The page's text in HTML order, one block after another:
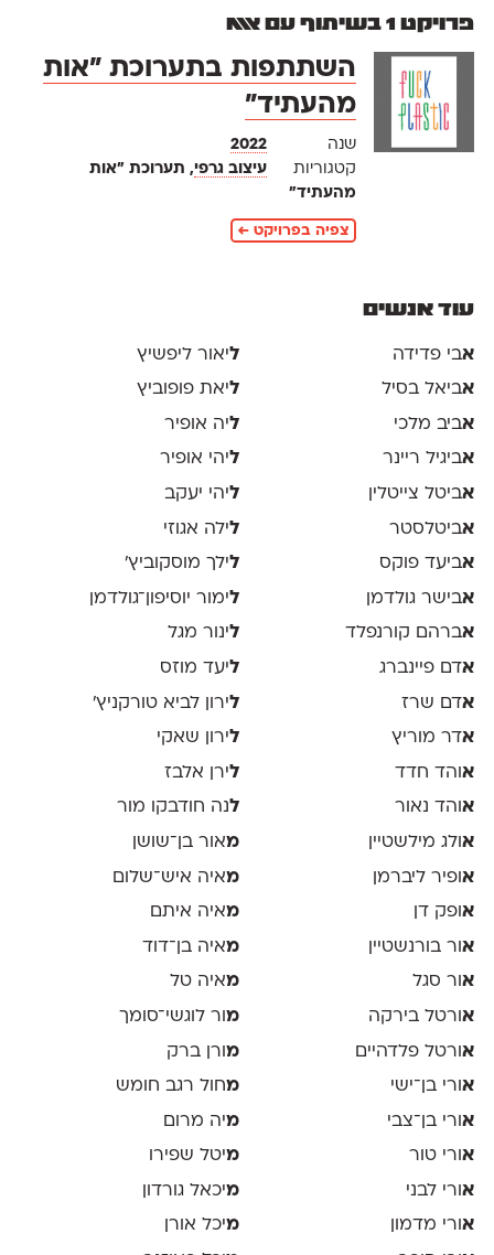
פרויקט 1 בשיתוף עם אאא
השתתפות בתערוכת ״אות
מהעתיד״
שנה
2022
קטגוריות
עיצוב גרפי, תערוכת ״אות
מהעתיד״
צפיה בפרויקט ←
עוד אנשים
אבי פדידה
אביאל בסיל
אביב מלכי
אביגיל ריינר
אביטל צייטלין
אביטלסטר
אביעד פוקס
אבישר גולדמן
אברהם קורנפלד
אדם פיינברג
אדם שרז
אדר מוריץ
אוהד חדד
אוהד נאור
אולג מילשטיין
אופיר ליברמן
אופק דן
אור בורנשטיין
אור סגל
אורטל בירקה
אורטל פלדהיים
אורי בן־ישי
אורי בן־צבי
אורי טור
אורי לבני
אורי מדמון
ליאור ליפשיץ
ליאת פופוביץ
ליה אופיר
ליהי אופיר
ליהי יעקב
לילה אגוזי
לילך מוסקוביץ'
לימור יוסיפון־גולדמן
לינור מגל
ליעד מוזס
לירון לביא טורקניץ׳
לירון שאקי
לירן אלבז
לנה חודבקו מור
מאור בן־שושן
מאיה איש־שלום
מאיה איתם
מאיה בן־דוד
מאיה טל
מ ור לוגשי־סומך
מורן ברק
מחול רגב חומש
מיה מרום
מיטל שפירו
מיכאל גורדון
מיכל אורן